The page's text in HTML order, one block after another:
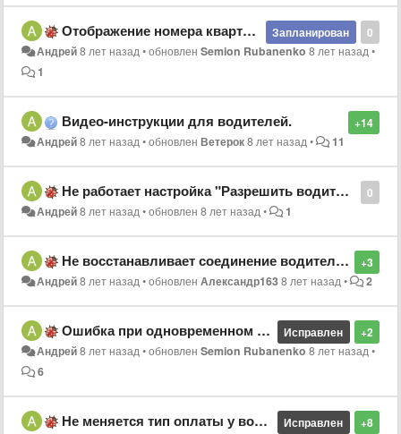
0
Запланирован
Отображение номера квартиры при указании подъезда в водительском терминале.
Андрей8 лет назад•обновленSemion Rubanenko 8 лет назад•
1
+14
Видео-инструкции для водителей.
Андрей8 лет назад•обновленВетерок8 лет назад• 11
0
Не работает настройка "Разрешить водителю изменять адрес подачи."
Андрей8 лет назад•обновлен8 лет назад• 1
+3
Не восстанавливает соединение водительский терминал.
Андрей8 лет назад•обновленАлександр1638 лет назад• 2
+2
Исправлен
Ошибка при одновременном расчете по карте и бонусами.
Андрей8 лет назад•обновленSemion Rubanenko 8 лет назад•
6
+8
Исправлен
Не меняется тип оплаты у водителя!